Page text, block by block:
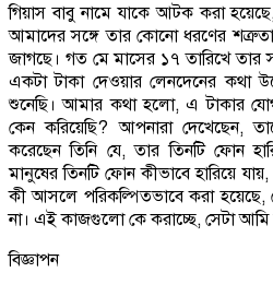
গিয়াস বাবু নামে যাকে আটক করা
আমাদের সঙ্গে তার কোনো ধরণের
জাগছে। গত মে মাসের ১৭ তারিখে তার
একটা টাকা দেওয়ার লেনদেনের কথা
শুনেছি। আমার কথা হলো, এ টাকার
কেন করিয়েছি? আপনারা দেখেছেন,
করেছেন তিনি যে, তার তিনটি ফোন
মানুষের তিনটি ফোন কীভাবে হারিয়ে
কী আসলে পরিকল্পিতভাবে করা
না। এই কাজগুলো কে করাচ্ছে, সেটা আমি
বিজ্ঞাপন